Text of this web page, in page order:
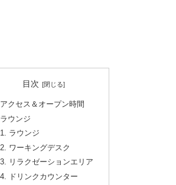
目次
アクセス＆オープン時間
ラウンジ
ラウンジ
ワーキングデスク
リラクゼーションエリア
ドリンクカウンター